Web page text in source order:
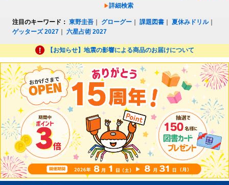
詳細検索
注目のキーワード： 東野圭吾 グローグー ｜課題図書 ｜夏休みドリル｜
ゲッターズ 2027 ｜六星占術 2027
【お知らせ】地震の影響による商品のお届けについて